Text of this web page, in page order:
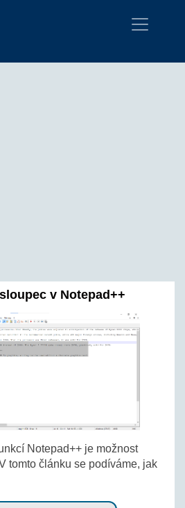
v Notepad++
Notepad++ je možnost
tomto článku se podíváme, jak